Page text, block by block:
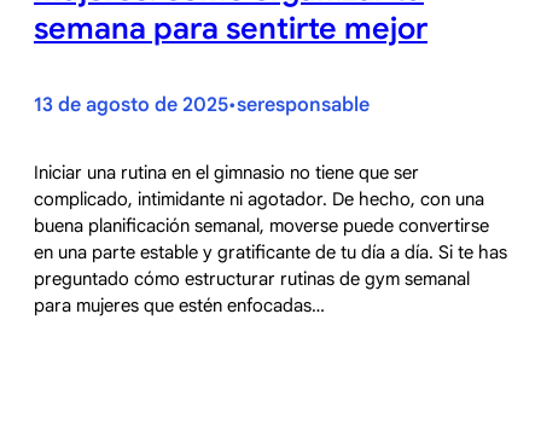
semana para sentirte mejor
13 de agosto de 2025•seresponsable
Iniciar una rutina en el gimnasio no tiene que ser
complicado, intimidante ni agotador. De hecho, con una
buena planificación semanal, moverse puede convertirse
en una parte estable y gratificante de tu día a día. Si te has
preguntado cómo estructurar rutinas de gym semanal
para mujeres que estén enfocadas…